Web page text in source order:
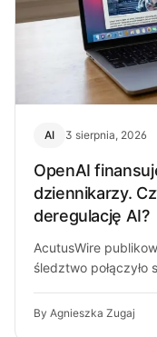
AI 3 sierpnia, 2026
OpenAI
dziennikarzy.
deregulację AI?
AcutusWire
śledztwo połączyło
By Agnieszka Zugaj